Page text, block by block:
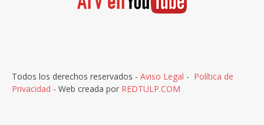
Todos los derechos reservados - Aviso Legal - Política de
Privacidad - Web creada por REDTULP.COM